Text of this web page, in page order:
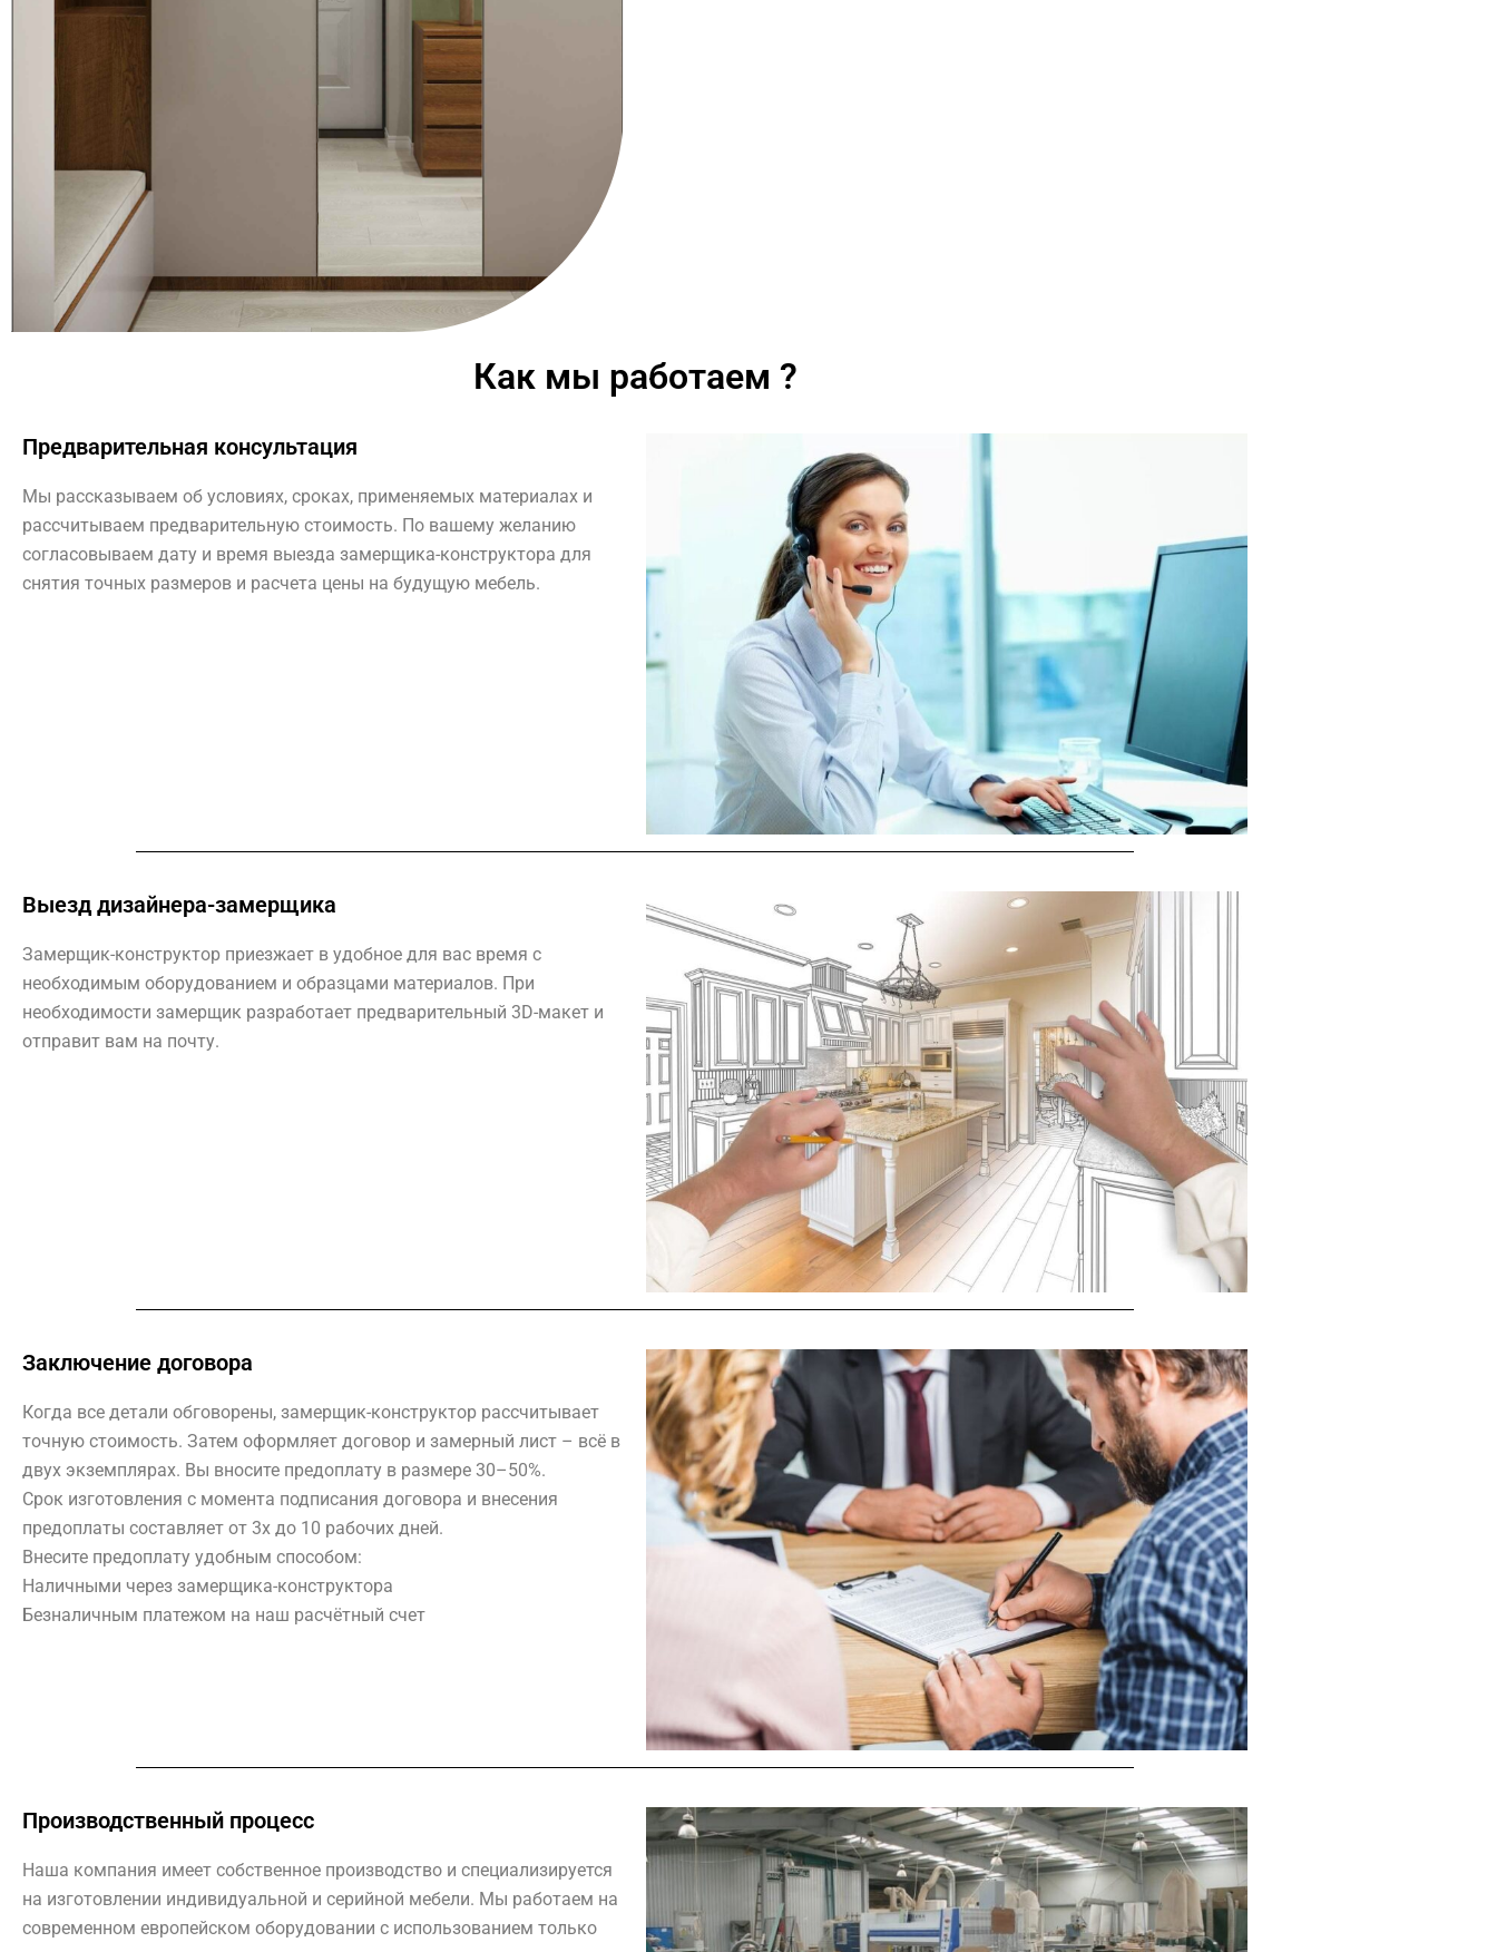
Как мы работаем ?
Предварительная консультация
Мы рассказываем об условиях, сроках, применяемых материалах и
рассчитываем предварительную стоимость. По вашему желанию
согласовываем дату и время выезда замерщика-конструктора для
снятия точных размеров и расчета цены на будущую мебель.
Выезд дизайнера-замерщика
Замерщик-конструктор приезжает в удобное для вас время с
необходимым оборудованием и образцами материалов. При
необходимости замерщик разработает предварительный 3D-макет и
отправит вам на почту.
Заключение договора
Когда все детали обговорены, замерщик-конструктор рассчитывает
точную стоимость. Затем оформляет договор и замерный лист – всё в
двух экземплярах. Вы вносите предоплату в размере 30–50%.
Срок изготовления с момента подписания договора и внесения
предоплаты составляет от 3х до 10 рабочих дней.
Внесите предоплату удобным способом:
Наличными через замерщика-конструктора
Безналичным платежом на наш расчётный счет
Производственный процесс
Наша компания имеет собственное производство и специализируется
на изготовлении индивидуальной и серийной мебели. Мы работаем на
современном европейском оборудовании с использованием только